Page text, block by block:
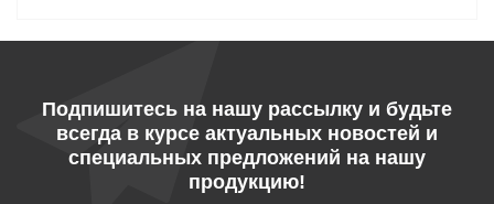
Подпишитесь на нашу рассылку и будьте
всегда в курсе актуальных новостей и
специальных предложений на нашу
продукцию!